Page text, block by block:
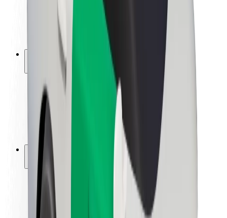
ბრენდი
მედია
ურბანული ფონდი
უსაფრთხოება
მგზავრების უსაფრთხოება
მძღოლების უსაფრთხოება
სკუტერის უსაფრთხოება
უსაფრთხოება
ქალაქები
ლოკაციები
ქალაქი უკეთესობისკენ
აეროპორტები